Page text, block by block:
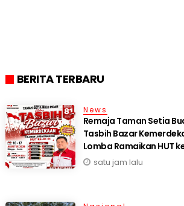
BERITA TERBARU
News
Remaja Taman Setia
Tasbih Bazar
Lomba Ramaikan HUT
satu jam lalu